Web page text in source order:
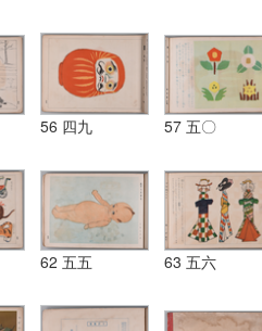
56 四九 57 五〇
62 五五 63 五六